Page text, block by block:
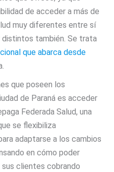
de acceder a más de
muy diferentes entre sí
distintos también. Se trata
que abarca desde
que poseen los
de Paraná es acceder
Federada Salud, una
se flexibiliza
adaptarse a los cambios
en cómo poder
clientes cobrando